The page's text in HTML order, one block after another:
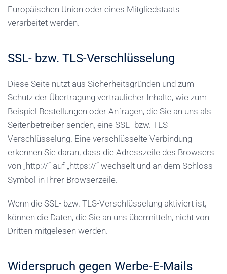
Europäischen Union oder eines Mitgliedstaats
verarbeitet werden.
SSL- bzw. TLS-Verschlüsselung
Diese Seite nutzt aus Sicherheitsgründen und zum
Schutz der Übertragung vertraulicher Inhalte, wie zum
Beispiel Bestellungen oder Anfragen, die Sie an uns als
Seitenbetreiber senden, eine SSL- bzw. TLS-
Verschlüsselung. Eine verschlüsselte Verbindung
erkennen Sie daran, dass die Adresszeile des Browsers
von „http://“ auf „https://“ wechselt und an dem Schloss-
Symbol in Ihrer Browserzeile.
Wenn die SSL- bzw. TLS-Verschlüsselung aktiviert ist,
können die Daten, die Sie an uns übermitteln, nicht von
Dritten mitgelesen werden.
Widerspruch gegen Werbe-E-Mails